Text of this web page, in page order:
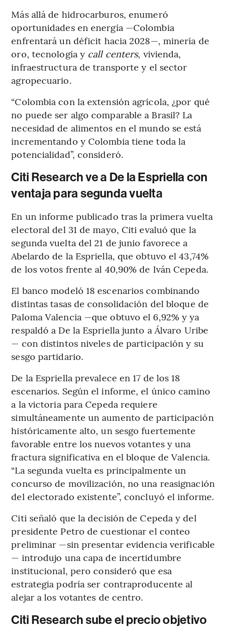
Más allá de hidrocarburos, enumeró
oportunidades en energía —Colombia
enfrentará un déficit hacia 2028—, minería de
oro, tecnología y call centers, vivienda,
infraestructura de transporte y el sector
agropecuario.
“Colombia con la extensión agrícola, ¿por qué
no puede ser algo comparable a Brasil? La
necesidad de alimentos en el mundo se está
incrementando y Colombia tiene toda la
potencialidad”, consideró.
Citi Research ve a De la Espriella con
ventaja para segunda vuelta
En un informe publicado tras la primera vuelta
electoral del 31 de mayo, Citi evaluó que la
segunda vuelta del 21 de junio favorece a
Abelardo de la Espriella, que obtuvo el 43,74%
de los votos frente al 40,90% de Iván Cepeda.
El banco modeló 18 escenarios combinando
distintas tasas de consolidación del bloque de
Paloma Valencia —que obtuvo el 6,92% y ya
respaldó a De la Espriella junto a Álvaro Uribe
— con distintos niveles de participación y su
sesgo partidario.
De la Espriella prevalece en 17 de los 18
escenarios. Según el informe, el único camino
a la victoria para Cepeda requiere
simultáneamente un aumento de participación
históricamente alto, un sesgo fuertemente
favorable entre los nuevos votantes y una
fractura significativa en el bloque de Valencia.
“La segunda vuelta es principalmente un
concurso de movilización, no una reasignación
del electorado existente”, concluyó el informe.
Citi señaló que la decisión de Cepeda y del
presidente Petro de cuestionar el conteo
preliminar —sin presentar evidencia verificable
— introdujo una capa de incertidumbre
institucional, pero consideró que esa
estrategia podría ser contraproducente al
alejar a los votantes de centro.
Citi Research sube el precio objetivo